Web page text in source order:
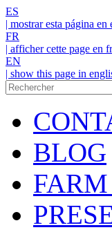
ES
| mostrar esta página en
FR
| afficher cette page en
EN
| show this page in
BLOG